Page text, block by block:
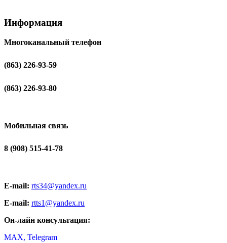
Информация
Многоканальный телефон
(863) 226-93-59
(863) 226-93-80
Мобильная связь
8 (908) 515-41-78
E-mail: rts34@yandex.ru
E-mail: rtts1@yandex.ru
Он-лайн консультация:
MAX, Telegram